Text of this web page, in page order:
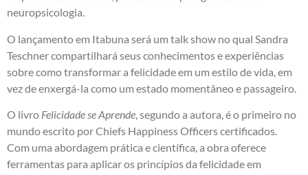
neuropsicologia.
O lançamento em Itabuna será um talk show no qual Sandra
Teschner compartilhará seus conhecimentos e experiências
sobre como transformar a felicidade em um estilo de vida, em
vez de enxergá-la como um estado momentâneo e passageiro.
O livro Felicidade se Aprende, segundo a autora, é o primeiro no
mundo escrito por Chiefs Happiness Officers certificados.
Com uma abordagem prática e científica, a obra oferece
ferramentas para aplicar os princípios da felicidade em